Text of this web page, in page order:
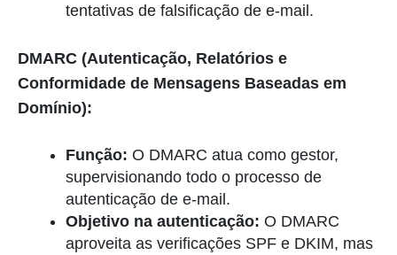
tentativas de falsificação de e-mail.
DMARC (Autenticação, Relatórios e
Conformidade de Mensagens Baseadas em
Domínio):
Função: O DMARC atua como gestor,
supervisionando todo o processo de
autenticação de e-mail.
Objetivo na autenticação: O DMARC
aproveita as verificações SPF e DKIM, mas